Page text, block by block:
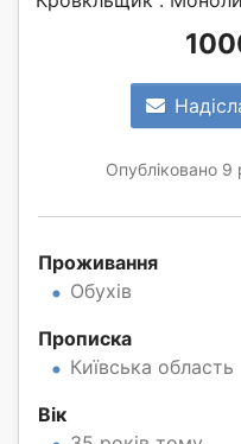
Опубліковано 9
Проживання
Обухів
Прописка
Київська область
Вік